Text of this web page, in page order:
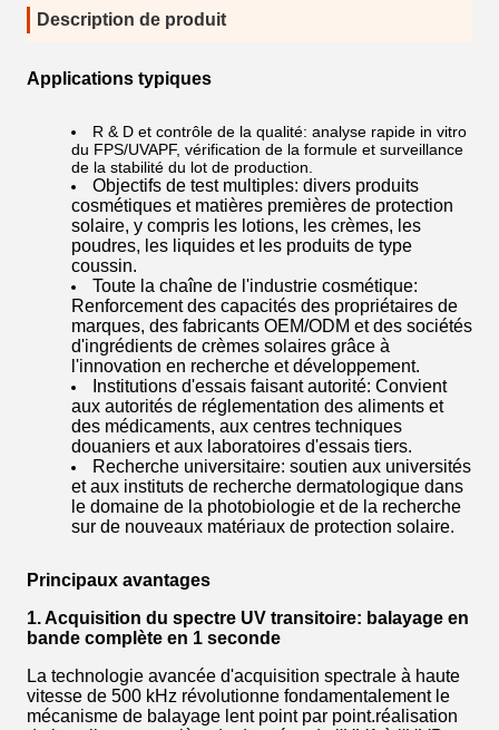
Description de produit
Applications typiques
R & D et contrôle de la qualité: analyse rapide in vitro
du FPS/UVAPF, vérification de la formule et surveillance
de la stabilité du lot de production.
Objectifs de test multiples: divers produits
cosmétiques et matières premières de protection
solaire, y compris les lotions, les crèmes, les
poudres, les liquides et les produits de type
coussin.
Toute la chaîne de l'industrie cosmétique:
Renforcement des capacités des propriétaires de
marques, des fabricants OEM/ODM et des sociétés
d'ingrédients de crèmes solaires grâce à
l'innovation en recherche et développement.
Institutions d'essais faisant autorité: Convient
aux autorités de réglementation des aliments et
des médicaments, aux centres techniques
douaniers et aux laboratoires d'essais tiers.
Recherche universitaire: soutien aux universités
et aux instituts de recherche dermatologique dans
le domaine de la photobiologie et de la recherche
sur de nouveaux matériaux de protection solaire.
Principaux avantages
1. Acquisition du spectre UV transitoire: balayage en
bande complète en 1 seconde
La technologie avancée d'acquisition spectrale à haute
vitesse de 500 kHz révolutionne fondamentalement le
mécanisme de balayage lent point par point.réalisation